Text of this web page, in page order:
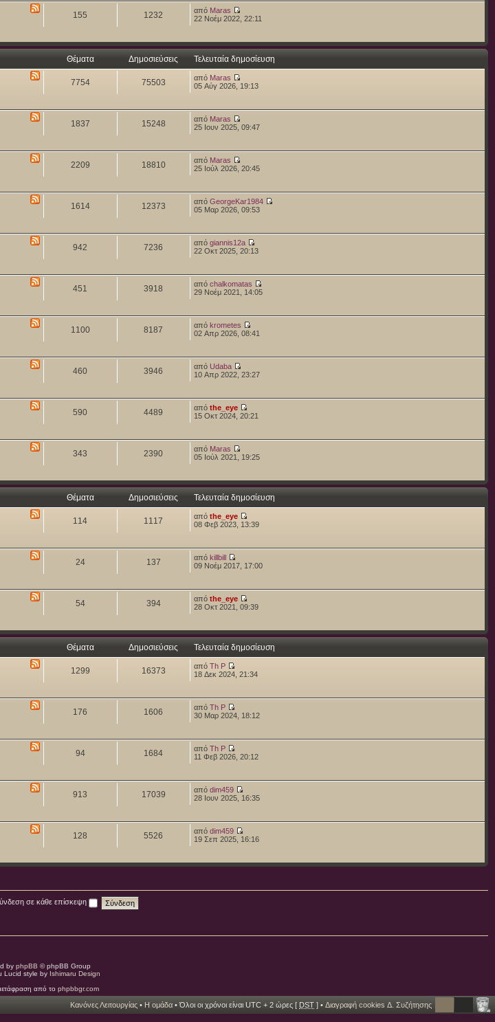
155 1232 από Maras
22 Νοέμ 2022, 22:11
Θέματα Δημοσιεύσεις Τελευταία δημοσίευση
7754 75503 από Maras
05 Αύγ 2026, 19:13
1837 15248 από Maras
25 Ιουν 2025, 09:47
2209 18810 από Maras
25 Ιούλ 2026, 20:45
1614 12373 από GeorgeKar1984
05 Μαρ 2026, 09:53
942 7236 από giannis12a
22 Οκτ 2025, 20:13
451 3918 από chalkomatas
29 Νοέμ 2021, 14:05
1100 8187 από krometes
02 Απρ 2026, 08:41
460 3946 από Udaba
10 Απρ 2022, 23:27
590 4489 από the_eye
15 Οκτ 2024, 20:21
343 2390 από Maras
05 Ιούλ 2021, 19:25
Θέματα Δημοσιεύσεις Τελευταία δημοσίευση
114 1117 από the_eye
08 Φεβ 2023, 13:39
24 137 από killbill
09 Νοέμ 2017, 17:00
54 394 από the_eye
28 Οκτ 2021, 09:39
Θέματα Δημοσιεύσεις Τελευταία δημοσίευση
1299 16373 από Th P
18 Δεκ 2024, 21:34
176 1606 από Th P
30 Μαρ 2024, 18:12
94 1684 από Th P
11 Φεβ 2026, 20:12
913 17039 από dim459
28 Ιουν 2025, 16:35
128 5526 από dim459
19 Σεπ 2025, 16:16
σε κάθε επίσκεψη
by phpBB © phpBB Group
Lucid style by Ishimaru Design
από το phpbbgr.com
Κανόνες Λειτουργίας • Η ομάδα • Όλοι οι χρόνοι είναι UTC + 2 ώρες [ DST ] • Διαγραφή cookies Δ. Συζήτησης